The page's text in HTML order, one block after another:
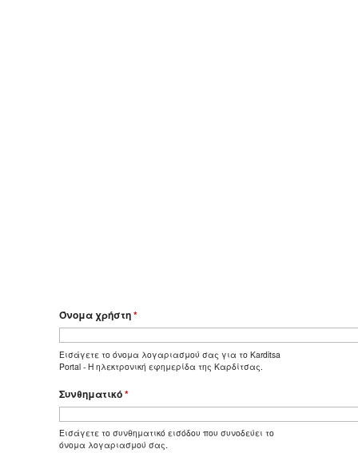
Όνομα χρήστη*
Εισάγετε το όνομα λογαριασμού σας για το Karditsa
Portal - Η ηλεκτρονική εφημερίδα της Καρδίτσας.
Συνθηματικό*
Εισάγετε το συνθηματικό εισόδου που συνοδεύει το
όνομα λογαριασμού σας.